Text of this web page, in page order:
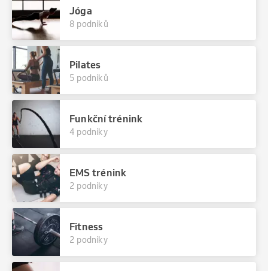
Jóga
8 podniků
Pilates
5 podniků
Funkční trénink
4 podniky
EMS trénink
2 podniky
Fitness
2 podniky